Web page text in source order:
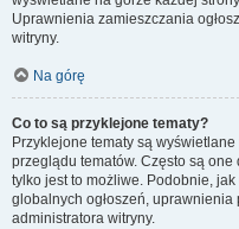
Uprawnienia zamieszczania
witryny.
Na górę
Co to są przyklejone tematy?
Przyklejone tematy są
przeglądu tematów. Często są
tylko jest to możliwe. Podobnie,
globalnych ogłoszeń,
administratora witryny.